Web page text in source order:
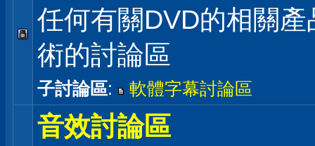
任何有關DVD的相關
術的討論區
子討論區: 軟體字幕討論區
音效討論區